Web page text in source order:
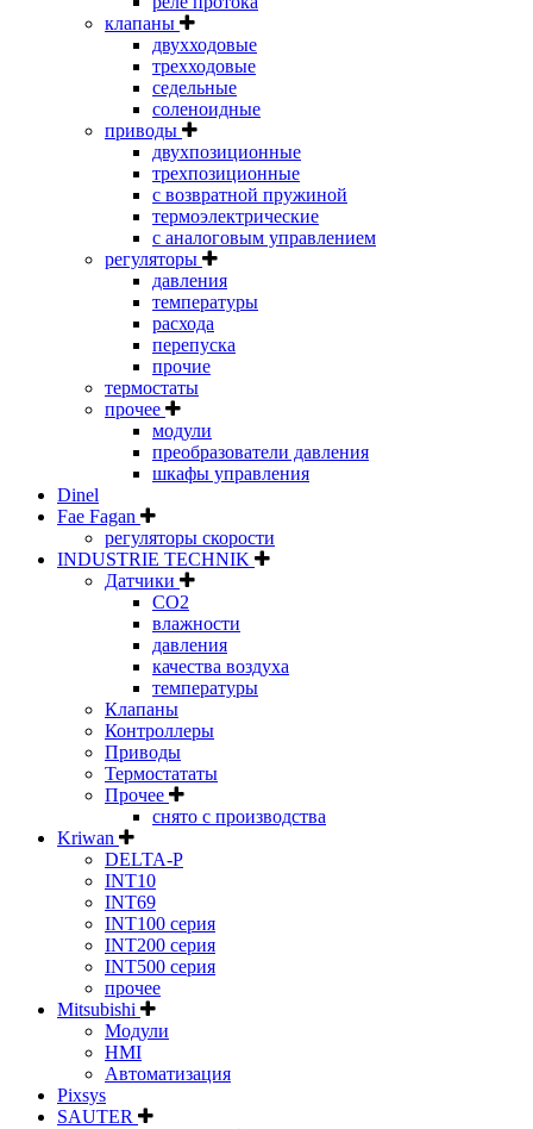
клапаны
двухходовые
трехходовые
седельные
соленоидные
приводы
двухпозиционные
трехпозиционные
с возвратной пружиной
термоэлектрические
с аналоговым управлением
регуляторы
давления
температуры
расхода
перепуска
прочие
термостаты
прочее
модули
преобразователи давления
шкафы управления
Dinel
Fae Fagan
регуляторы скорости
INDUSTRIE TECHNIK
Датчики
CO2
влажности
давления
качества воздуха
температуры
Клапаны
Контроллеры
Приводы
Термостататы
Прочее
снято с производства
Kriwan
DELTA-P
INT10
INT69
INT100 серия
INT200 серия
INT500 серия
прочее
Mitsubishi
Модули
HMI
Автоматизация
Pixsys
SAUTER